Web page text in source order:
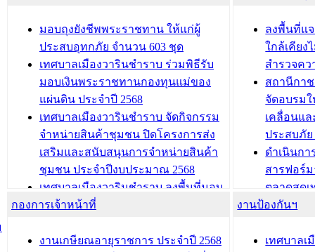
บทความ อื่นๆ ...
เทศบาลเมืองวารินชำราบ ร่วมการ
ประชุมวิชาการระดับนานาชาติและ
นิทรรศการด้านนวัตกรรมท้องถิ่น 2568
และรับรางวัลทีมนักวิจัยดีเด่นจาก
นวัตกรรมโครงการทะเบียนภาษีป้าย
ประชุมผู้เช่าอาคารพาณิชย์ บริเวณ
ถนนเกษมสุขและถนนประทุมเทพภักดี
บทความ อื่นๆ ...
เทศบาล
รับฟังคว
ผังเมือง
วารินชำ
เทศบาล
ซักซ้อมแ
ประโยช
บทความ อื่นๆ ...
มอบถุงยังชีพพระราชทาน ให้แก่ผู้
ประสบอุทกภัย จำนวน 603 ชุด
เทศบาลเมืองวารินชำราบ ร่วมพิธีรับ
มอบเงินพระราชทานกองทุนแม่ของ
แผ่นดิน ประจำปี 2568
เทศบาลเมืองวารินชำราบ จัดกิจกรรม
จำหน่ายสินค้าชุมชน ปิดโครงการส่ง
เสริมและสนับสนุนการจำหน่ายสินค้า
ชุมชน ประจำปีงบประมาณ 2568
เทศบาลเมืองวารินชำราบ ลงพื้นที่มอบ
น้ำดื่มแก่ผู้พักอาศัย ณ ศูนย์พักพิง
กองสวัสดิการสังคม เทศบาลเมือง
ลงพื้นที่แ
ใกล้เคียง
สำรวจค
สถานีกา
จัดอบรม
เคลื่อนแ
ประสบภั
ดำเนินกา
สารฟอร์
ตลาดสดเ
วารินชำร
ถนนแก่เ
กองการเจ้าหน้าที่
งานเกษียณอายุราชการ ประจำปี 2568
งานป้องกันฯ
เทศบาลเ